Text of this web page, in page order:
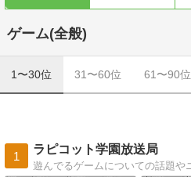
ゲーム(全般)
1〜30位 31〜60位 61〜90位
1
ラピコット学園放送局